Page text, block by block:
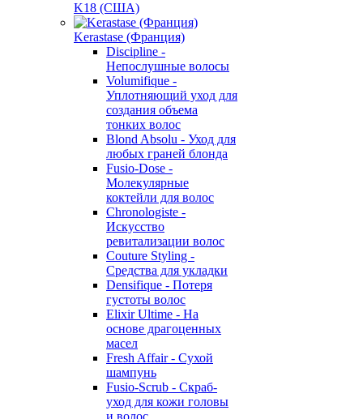
K18 (США)
Kerastase (Франция)
Discipline -
Непослушные волосы
Volumifique -
Уплотняющий уход для
создания объема
тонких волос
Blond Absolu - Уход для
любых граней блонда
Fusio-Dose -
Молекулярные
коктейли для волос
Chronologiste -
Искусство
ревитализации волос
Couture Styling -
Средства для укладки
Densifique - Потеря
густоты волос
Elixir Ultime - На
основе драгоценных
масел
Fresh Affair - Сухой
шампунь
Fusio-Scrub - Скраб-
уход для кожи головы
и волос